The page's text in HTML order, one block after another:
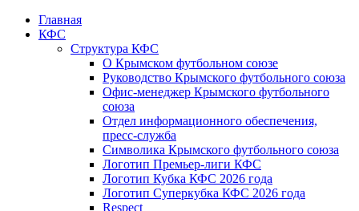
Главная
КФС
Структура КФС
О Крымском футбольном союзе
Руководство Крымского футбольного союза
Офис-менеджер Крымского футбольного
союза
Отдел информационного обеспечения,
пресс-служба
Символика Крымского футбольного союза
Логотип Премьер-лиги КФС
Логотип Кубка КФС 2026 года
Логотип Суперкубка КФС 2026 года
Respect